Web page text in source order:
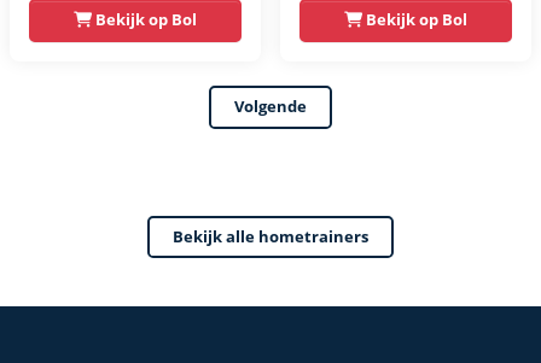
Vliegwiel -
Hartslagmeter -
Incl App - Extreem
Bekijk op Bol
Gebruikers –
Premium Vering &
Demping – Extra
Soepel & Stil –
Bekijk op Bol
Volgende
Bekijk alle hometrainers